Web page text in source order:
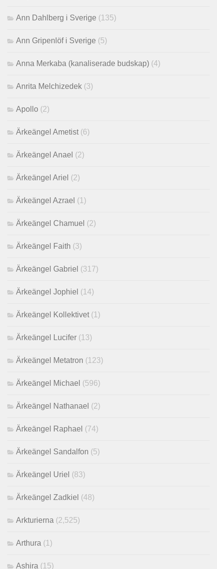
Ann Dahlberg i Sverige (135)
Ann Gripenlöf i Sverige (5)
Anna Merkaba (kanaliserade budskap) (4)
Anrita Melchizedek (3)
Apollo (2)
Ärkeängel Ametist (6)
Ärkeängel Anael (2)
Ärkeängel Ariel (2)
Ärkeängel Azrael (1)
Ärkeängel Chamuel (2)
Ärkeängel Faith (3)
Ärkeängel Gabriel (317)
Ärkeängel Jophiel (14)
Ärkeängel Kollektivet (1)
Ärkeängel Lucifer (13)
Ärkeängel Metatron (123)
Ärkeängel Michael (596)
Ärkeängel Nathanael (2)
Ärkeängel Raphael (74)
Ärkeängel Sandalfon (5)
Ärkeängel Uriel (83)
Ärkeängel Zadkiel (48)
Arkturierna (2,525)
Arthura (1)
Ashira (15)